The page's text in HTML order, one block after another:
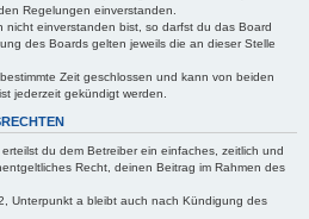
Regelungen einverstanden.
nicht einverstanden bist, so darfst du das Board
des Boards gelten jeweils die an dieser Stelle
Zeit geschlossen und kann von beiden
jederzeit gekündigt werden.
du dem Betreiber ein einfaches, zeitlich und
Recht, deinen Beitrag im Rahmen des
Unterpunkt a bleibt auch nach Kündigung des